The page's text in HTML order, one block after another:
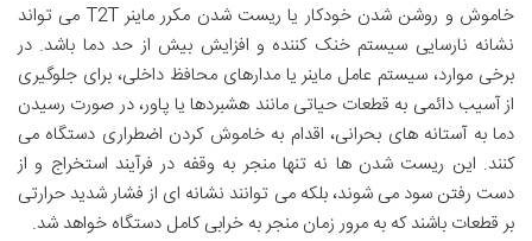
خاموش و روشن شدن خودکار یا ریست شدن مکرر ماینر T2T می تواند
نشانه نارسایی سیستم خنک کننده و افزایش بیش از حد دما باشد. در
برخی موارد، سیستم عامل ماینر یا مدارهای محافظ داخلی، برای جلوگیری
از آسیب دائمی به قطعات حیاتی مانند هشبردها یا پاور، در صورت رسیدن
دما به آستانه های بحرانی، اقدام به خاموش کردن اضطراری دستگاه می
کنند. این ریست شدن ها نه تنها منجر به وقفه در فرآیند استخراج و از
دست رفتن سود می شوند، بلکه می توانند نشانه ای از فشار شدید حرارتی
بر قطعات باشند که به مرور زمان منجر به خرابی کامل دستگاه خواهد شد.